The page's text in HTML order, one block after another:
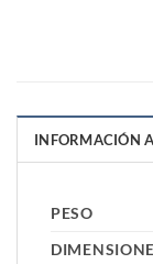
INFORMACIÓN
PESO